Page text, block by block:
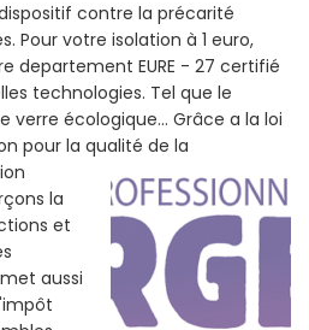
contre la précarité
Pour votre isolation à 1 euro,
departement EURE - 27 certifié
technologies. Tel que le
verre écologique... Grâce a la loi
pour la qualité de la
la
et
aussi